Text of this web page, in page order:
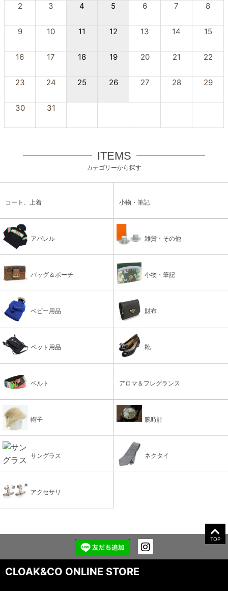
2 3 4 5 6 7 8
9 10 11 12 13 14 15
16 17 18 19 20 21 22
23 24 25 26 27 28 29
30 31
ITEMS
カテゴリーから探す
コート、上着 小物・筆記
アパレル 雑貨・その他
バッグ＆ポーチ 小物・筆記
ベビー用品 財布
ペット用品 靴
ベルト アロマ＆フレグランス
帽子 腕時計
サングラス ネクタイ
アクセサリ
TOP
CLOAK&CO ONLINE STORE